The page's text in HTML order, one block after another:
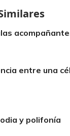
entre una
y polifonía